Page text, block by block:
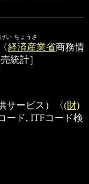
い ちょうさ
〈経済産業省商務情
統計］
サービス）〈(財)
ード, ITFコード検